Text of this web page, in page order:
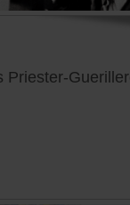
Priester-